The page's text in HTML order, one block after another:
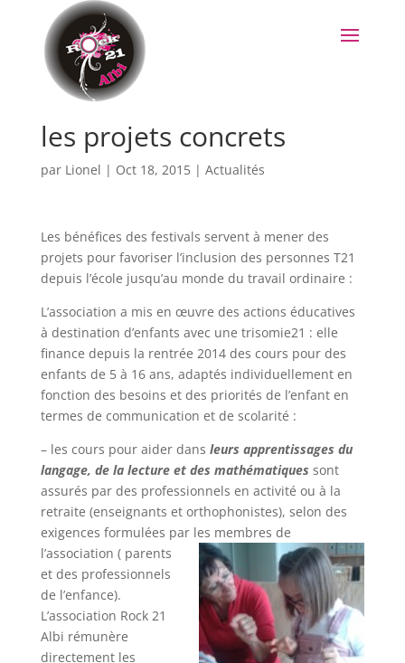
les projets concrets
par Lionel | Oct 18, 2015| Actualités
Les bénéfices des festivals servent à mener des
projets pour favoriser l’inclusion des personnes T21
depuis l’école jusqu’au monde du travail ordinaire :
L’association a mis en œuvre des actions éducatives
à destination d’enfants avec une trisomie21 : elle
finance depuis la rentrée 2014 des cours pour des
enfants de 5 à 16 ans, adaptés individuellement en
fonction des besoins et des priorités de l’enfant en
termes de communication et de scolarité :
– les cours pour aider dans leurs apprentissages du
langage, de la lecture et des mathématiques sont
assurés par des professionnels en activité ou à la
retraite (enseignants et orthophonistes), selon des
exigences formulées par les membres de
l’association ( parents
et des professionnels
de l’enfance).
L’association Rock 21
Albi rémunère
directement les